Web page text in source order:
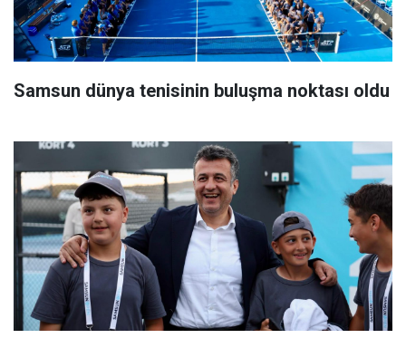
Samsun dünya tenisinin buluşma noktası oldu